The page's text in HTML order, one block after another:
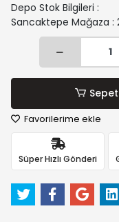
Depo Stok Bilgileri :
Sancaktepe Mağaza :
Favorilerime ekle
Süper Hızlı Gönderi